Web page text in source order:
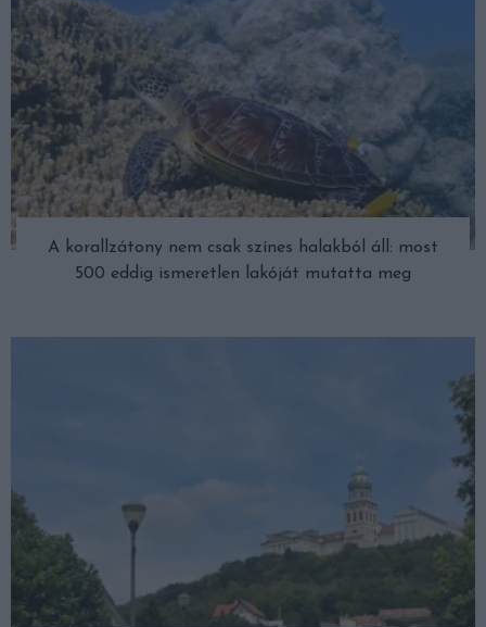
A korallzátony nem csak színes halakból áll: most
500 eddig ismeretlen lakóját mutatta meg